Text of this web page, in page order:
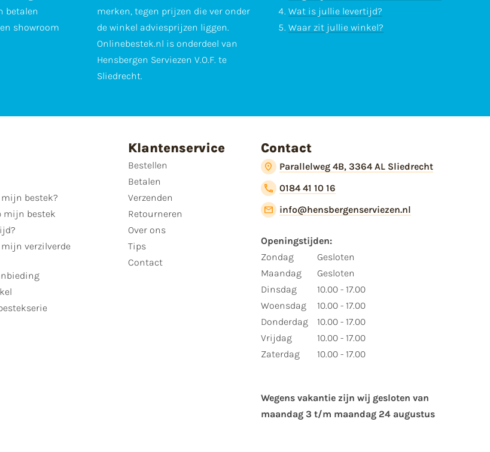
betalen
showroom
merken, tegen prijzen die ver onder
de winkel adviesprijzen liggen.
Onlinebestek.nl is onderdeel van
Hensbergen Serviezen V.O.F. te
Sliedrecht.
Wat is jullie levertijd?
Waar zit jullie winkel?
bestek?
mijn bestek
verzilverde
Klantenservice
Bestellen
Betalen
Verzenden
Retourneren
Over ons
Tips
Contact
Contact
Parallelweg 4B, 3364 AL Sliedrecht
0184 41 10 16
info@hensbergenserviezen.nl
Openingstijden:
Zondag
Maandag
Dinsdag
Woensdag
Donderdag
Vrijdag
Zaterdag
Gesloten
Gesloten
10.00 - 17.00
10.00 - 17.00
10.00 - 17.00
10.00 - 17.00
10.00 - 17.00
Wegens vakantie zijn wij gesloten van ​
maandag 3 t/m maandag 24 augustus